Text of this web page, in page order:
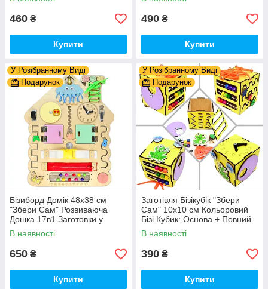
Шурупи) Набiр Заготівель
для Бiзiкуба
460 ₴
Купити
490 ₴
Купити
У Розібранному Виді
Подарунок
Бізиборд Домік 48x38 см
"Збери Сам" Розвиваюча
Дошка 17в1 Заготовки у
Разобранному вигляді +
Деталі та Фарба
В наявності
650 ₴
Купити
У Розібранному Виді
Подарунок
Заготівля Бізікубік "Збери
Сам" 10х10 см Кольоровий
Бізі Кубик: Основа + Повний
Комплект (в Розібраному
Виді) Кубік Бізи, Жовтий
В наявності
390 ₴
Купити